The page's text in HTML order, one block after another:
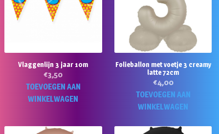
Vlaggenlijn 3 jaar 10m
€3,50
TOEVOEGEN AAN
WINKELWAGEN
Folieballon met voetje 3 creamy
latte 72cm
€4,00
TOEVOEGEN AAN
WINKELWAGEN